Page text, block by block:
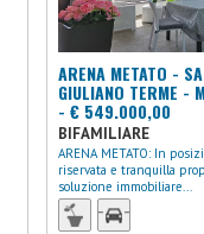
ARENA METATO -
GIULIANO TERME -
- € 549.000,00
BIFAMILIARE
ARENA METATO: In posizione
riservata e tranquilla
soluzione immobiliare...